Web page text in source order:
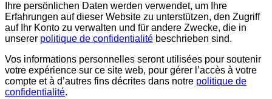
Ihre persönlichen Daten werden verwendet, um Ihre
Erfahrungen auf dieser Website zu unterstützen, den Zugriff
auf Ihr Konto zu verwalten und für andere Zwecke, die in
unserer politique de confidentialité beschrieben sind.
Vos informations personnelles seront utilisées pour soutenir
votre expérience sur ce site web, pour gérer l’accès à votre
compte et à d’autres fins décrites dans notre politique de
confidentialité.